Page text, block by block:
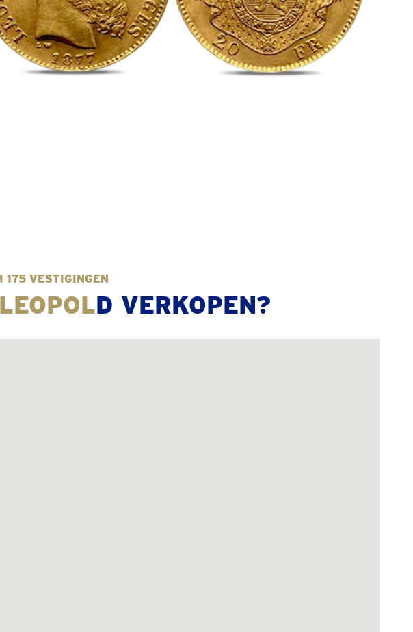
175 VESTIGINGEN
D VERKOPEN?